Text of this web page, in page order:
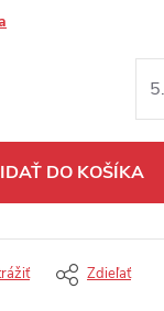
DO KOŠÍKA
Zdieľať